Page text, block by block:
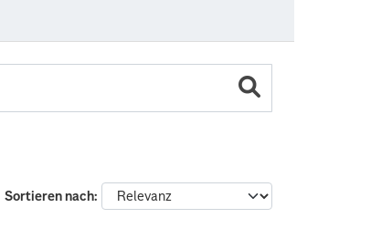
Sortieren nach